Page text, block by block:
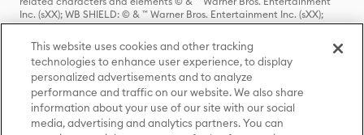
Inc. (sXX); WB SHIELD: © & ™ Warner Bros. Entertainment Inc. (sXX);
HOUSE OF THE DRAGON, GAME OF THRONES, and all related
characters and elements © & ™ Home Box Office, Inc. (sXX); CHILLING
ADVENTURES OF SABRINA, RIVERDALE © & ™ Warner Bros.
Entertainment Inc. Archie Comics and all related characters and
elements © & ™ Archie Comic Publications, Inc. Used with permission.
(sXX); SEINFELD and all related characters and elements © & ™ Castle
Rock Entertainment. (sXX); TED LASSO © & ™ Warner Bros.
Entertainment Inc. & Universal Television LLC (sXX); THE HOBBIT: AN
UNEXPECTED JOURNEY, THE HOBBIT: THE DESOLATION OF SMAUG,
This website uses cookies and other tracking
technologies to enhance user experience, to display
personalized advertisements and to analyze
performance and traffic on our website. We also share
information about your use of our site with our social
media, advertising and analytics partners. You can